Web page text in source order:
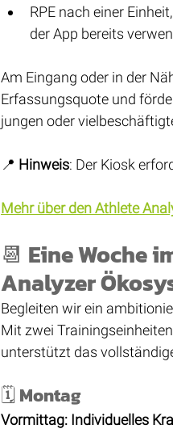
RPE nach einer
der App bereits
Am Eingang oder in der
Erfassungsquote und
jungen oder
📍 Hinweis: Der Kiosk
Mehr über den Athlete
📆 Eine Woche
Analyzer
Begleiten wir ein
Mit zwei
unterstützt das
🗓 Montag
Vormittag: Individuelles